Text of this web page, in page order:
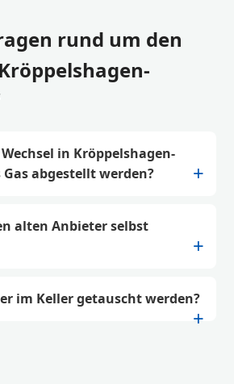
rund um den
in Kröppelshagen-
abgestellt werden?
alten Anbieter selbst
im Keller getauscht werden?